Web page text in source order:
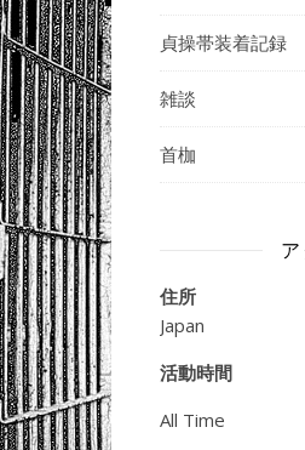
貞操帯装着記録
雑談
首枷
住所
Japan
活動時間
All Time